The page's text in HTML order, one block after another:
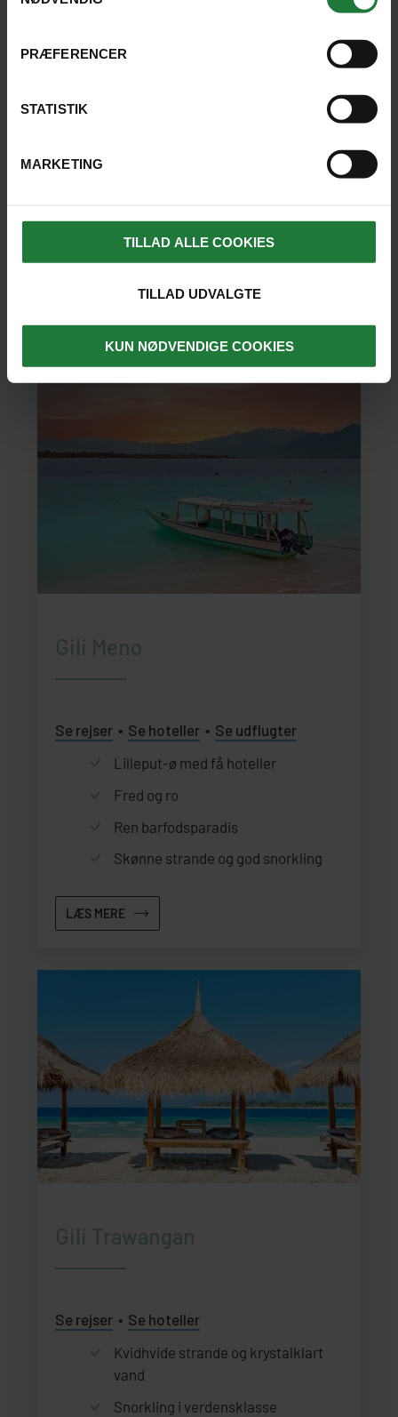
PRÆFERENCER
STATISTIK
MARKETING
TILLAD ALLE COOKIES
TILLAD UDVALGTE
KUN NØDVENDIGE COOKIES
Gili Gede
Vandsportsfaciliteter
Væk fra turiststrømmen
LÆS MERE
Gili Meno
Se rejser Se hoteller
Se udflugter
Lilleput-ø med få hoteller
Fred og ro
Ren barfodsparadis
Skønne strande og god snorkling
LÆS MERE
Gili Trawangan
Se rejser
Se hoteller
Kvidhvide strande og krystalklart
vand
Snorkling i verdensklasse